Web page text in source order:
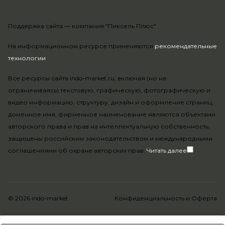
На информационном ресурсе применяются рекомендательные
технологии.
Все ресурсы сайта indo-market.ru, включая (но не
ограничиваясь) текстовую, графическую, фотографическую и
видео информацию, структуру, дизайн и оформление страниц,
доменное имя, фирменное наименование являются объектами
авторского права и прав на интеллектуальную собственность,
защищены российским законодательством и международными
соглашениями об охране авторских прав. Читать далее
Поддержка сайта — компания "Пиксель Плюс"
© 2026 indo-market Конфиденциальность и Оферта